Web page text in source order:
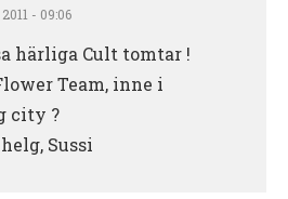
- 09:06
härliga Cult tomtar !
Team, inne i
city ?
Sussi